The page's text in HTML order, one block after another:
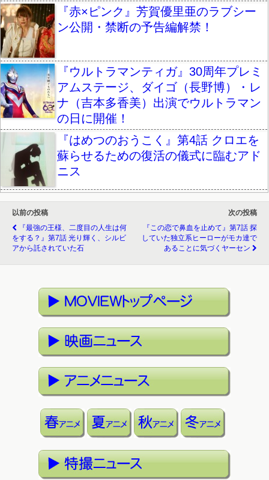
『赤×ピンク』芳賀優里亜のラブシー
ン公開・禁断の予告編解禁！
『ウルトラマンティガ』30周年プレミ
アムステージ、ダイゴ（長野博）・レ
ナ（吉本多香美）出演でウルトラマン
の日に開催！
『はめつのおうこく』第4話 クロエを
蘇らせるための復活の儀式に臨むアド
ニス
以前の投稿
『最強の王様、二度目の人生は何
をする？』第7話 光り輝く、シルビ
アから託されていた石
次の投稿
『この恋で鼻血を止めて』第7話 探
していた独立系ヒーローがモカ達で
あることに気づくヤーセン